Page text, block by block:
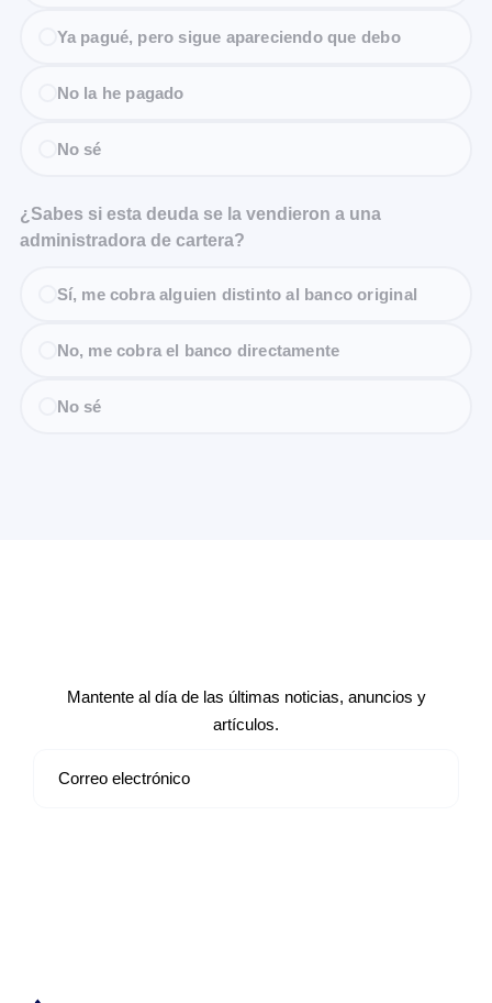
Ya pagué, pero sigue apareciendo que debo
No la he pagado
No sé
¿Sabes si esta deuda se la vendieron a una
administradora de cartera?
Sí, me cobra alguien distinto al banco original
No, me cobra el banco directamente
No sé
Mantente al día de las últimas noticias, anuncios y
artículos.